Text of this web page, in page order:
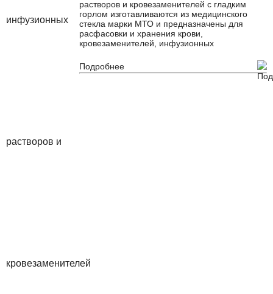
растворов и кровезаменителей с гладким
горлом изготавливаются из медицинского
стекла марки МТО и предназначены для
расфасовки и хранения крови,
кровезаменителей, инфузионных
Подробнее